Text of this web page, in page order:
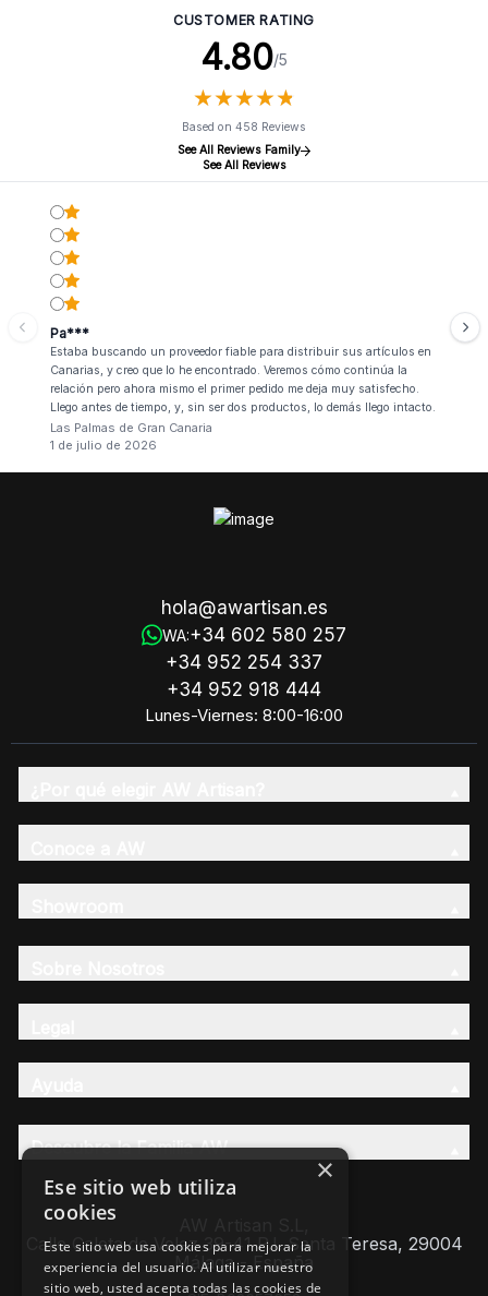
CUSTOMER RATING
4.80/5
★★★★★
★★★★★
Based on 458 Reviews
See All Reviews Family
See All Reviews
Pa***
Estaba buscando un proveedor fiable para distribuir sus artículos en
Canarias, y creo que lo he encontrado. Veremos cómo continúa la
relación pero ahora mismo el primer pedido me deja muy satisfecho.
Llego antes de tiempo, y, sin ser dos productos, lo demás llego intacto.
Las Palmas de Gran Canaria
1 de julio de 2026
hola@awartisan.es
WA:+34 602 580 257
+34 952 254 337
+34 952 918 444
Lunes-Viernes: 8:00-16:00
Descubre la Familia AW
Calle Caleta de Velez 39-41 P.I. Santa Teresa, 29004
Málaga - España
×
Ese sitio web utiliza
cookies
Este sitio web usa cookies para mejorar la
experiencia del usuario. Al utilizar nuestro
sitio web, usted acepta todas las cookies de